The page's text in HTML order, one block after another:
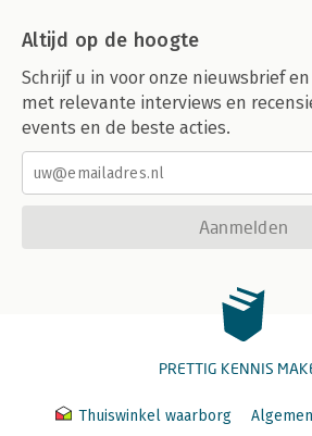
Altijd op de hoogte
Schrijf u in voor onze nieuwsbrief
met relevante interviews en
events en de beste acties.
Aanmelden
PRETTIG KENNIS
Thuiswinkel waarborg